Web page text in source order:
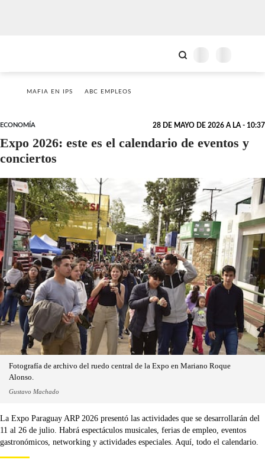
MAFIA EN IPS ABC EMPLEOS
ECONOMÍA 28 DE MAYO DE 2026 A LA - 10:37
Expo 2026: este es el calendario de eventos y
conciertos
Fotografía de archivo del ruedo central de la Expo en Mariano Roque
Alonso.
Gustavo Machado
La Expo Paraguay ARP 2026 presentó las actividades que se desarrollarán del
11 al 26 de julio. Habrá espectáculos musicales, ferias de empleo, eventos
gastronómicos, networking y actividades especiales. Aquí, todo el calendario.